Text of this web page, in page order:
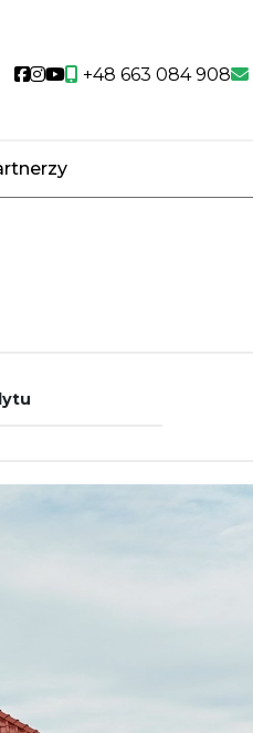
Social link
Social link
Social link
+48 663 084 908